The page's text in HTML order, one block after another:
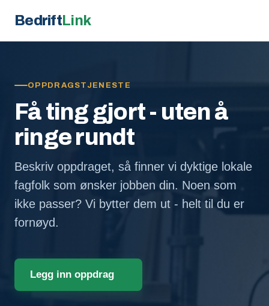
BedriftLink
OPPDRAGSTJENESTE
Få ting gjort - uten å
ringe rundt
Beskriv oppdraget, så finner vi dyktige lokale
fagfolk som ønsker jobben din. Noen som
ikke passer? Vi bytter dem ut - helt til du er
fornøyd.
Legg inn oppdrag